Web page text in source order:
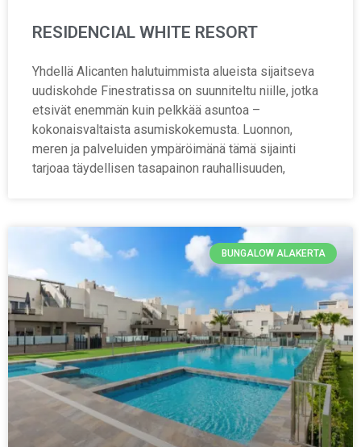
RESIDENCIAL WHITE RESORT
Yhdellä Alicanten halutuimmista alueista sijaitseva
uudiskohde Finestratissa on suunniteltu niille, jotka
etsivät enemmän kuin pelkkää asuntoa –
kokonaisvaltaista asumiskokemusta. Luonnon,
meren ja palveluiden ympäröimänä tämä sijainti
tarjoaa täydellisen tasapainon rauhallisuuden,
BUNGALOW ALAKERTA